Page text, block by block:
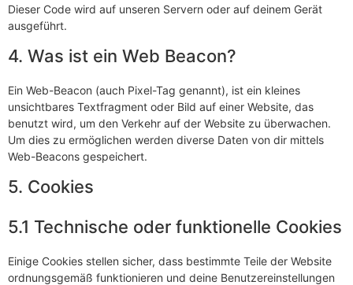
Dieser Code wird auf unseren Servern oder auf deinem Gerät
ausgeführt.
4. Was ist ein Web Beacon?
Ein Web-Beacon (auch Pixel-Tag genannt), ist ein kleines
unsichtbares Textfragment oder Bild auf einer Website, das
benutzt wird, um den Verkehr auf der Website zu überwachen.
Um dies zu ermöglichen werden diverse Daten von dir mittels
Web-Beacons gespeichert.
5. Cookies
5.1 Technische oder funktionelle Cookies
Einige Cookies stellen sicher, dass bestimmte Teile der Website
ordnungsgemäß funktionieren und deine Benutzereinstellungen